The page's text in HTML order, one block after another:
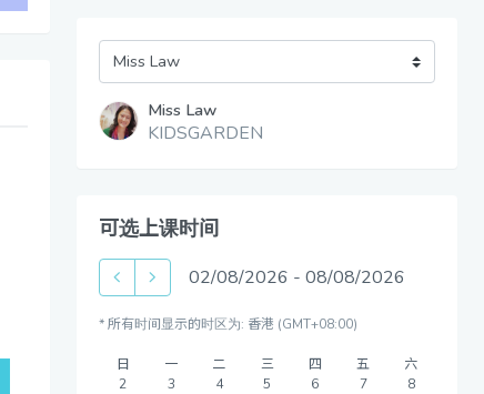
Miss Law
KIDSGARDEN
可选上课时间
02/08/2026 - 08/08/2026
* 所有时间显示的时区为: 香港 (GMT+08:00)
日
2
一
3
二
4
三
5
四
6
五
7
六
8